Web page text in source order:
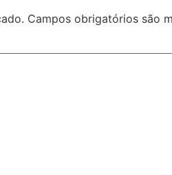
Campos obrigatórios são